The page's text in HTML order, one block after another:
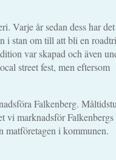
Varje år sedan dess har det
i stan om till att bli en
var skapad och även
street fest, men eftersom
Falkenberg.
vi marknadsför Falkenbergs
matföretagen i kommunen.